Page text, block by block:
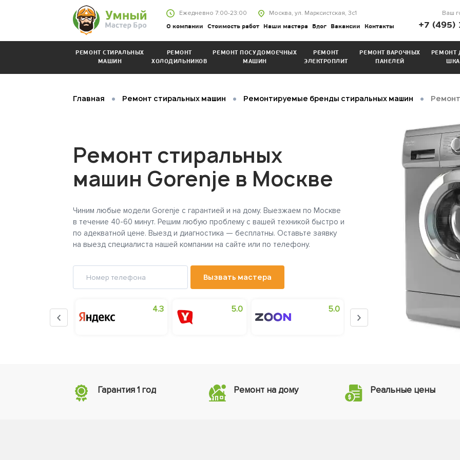
Ежедневно 7:00-23:00 Москва, ул. Марксистская, 3с1
О компании Стоимость работ Наши мастера Блог Вакансии Контакты
Ваш
+7 (495)
РЕМОНТ СТИРАЛЬНЫХ
МАШИН
РЕМОНТ
ХОЛОДИЛЬНИКОВ
РЕМОНТ ПОСУДОМОЕЧНЫХ
МАШИН
РЕМОНТ
ЭЛЕКТРОПЛИТ
РЕМОНТ ВАРОЧНЫХ
ПАНЕЛЕЙ
РЕМОНТ
Главная • Ремонт стиральных машин • Ремонтируемые бренды стиральных машин •
Ремонт стиральных
машин Gorenje в Москве
Чиним любые модели Gorenje с гарантией и на дому. Выезжаем по Москве
в течение 40-60 минут. Решим любую проблему с вашей техникой быстро и
по адекватной цене. Выезд и диагностика — бесплатны. Оставьте заявку
на выезд специалиста нашей компании на сайте или по телефону.
Вызвать мастера
5.0 4.3 5.0 5.0
Гарантия 1 год Ремонт на дому Реальные цены